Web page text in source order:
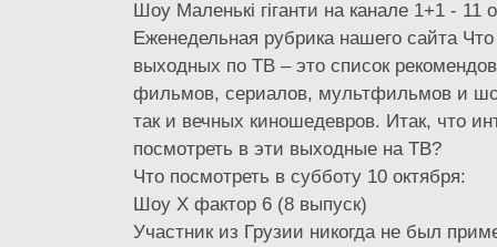
Шоу Маленькі гіганти на канале 1+1 - 11
Еженедельная рубрика нашего сайта
выходных по ТВ – это список
фильмов, сериалов, мультфильмов и
так и вечных киношедевров. Итак, что
посмотреть в эти выходные на ТВ?
Что посмотреть в субботу 10 октября:
Шоу Х фактор 6 (8 выпуск)
Участник из Грузии никогда не был